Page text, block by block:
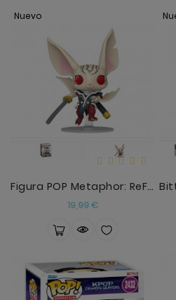
Nuevo
Figura POP Metaphor: ReFantazio Heismay
19,99 €Precio